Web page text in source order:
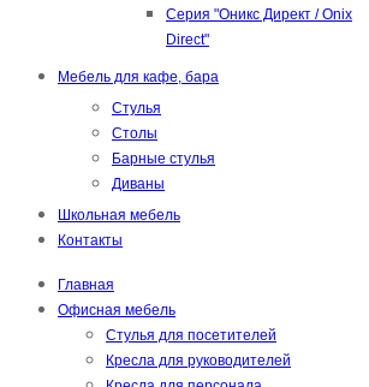
Серия "Оникс Директ / Onix
Direct"
Мебель для кафе, бара
Стулья
Столы
Барные стулья
Диваны
Школьная мебель
Контакты
Главная
Офисная мебель
Стулья для посетителей
Кресла для руководителей